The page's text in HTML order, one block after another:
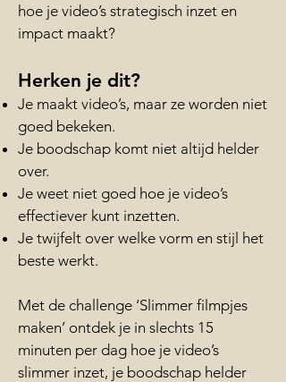
hoe je video’s strategisch inzet en
impact maakt?
Herken je dit?
Je maakt video’s, maar ze worden niet
goed bekeken.
Je boodschap komt niet altijd helder
over.
Je weet niet goed hoe je video’s
effectiever kunt inzetten.
Je twijfelt over welke vorm en stijl het
beste werkt.
Met de challenge ‘Slimmer filmpjes
maken’ ontdek je in slechts 15
minuten per dag hoe je video’s
slimmer inzet, je boodschap helder